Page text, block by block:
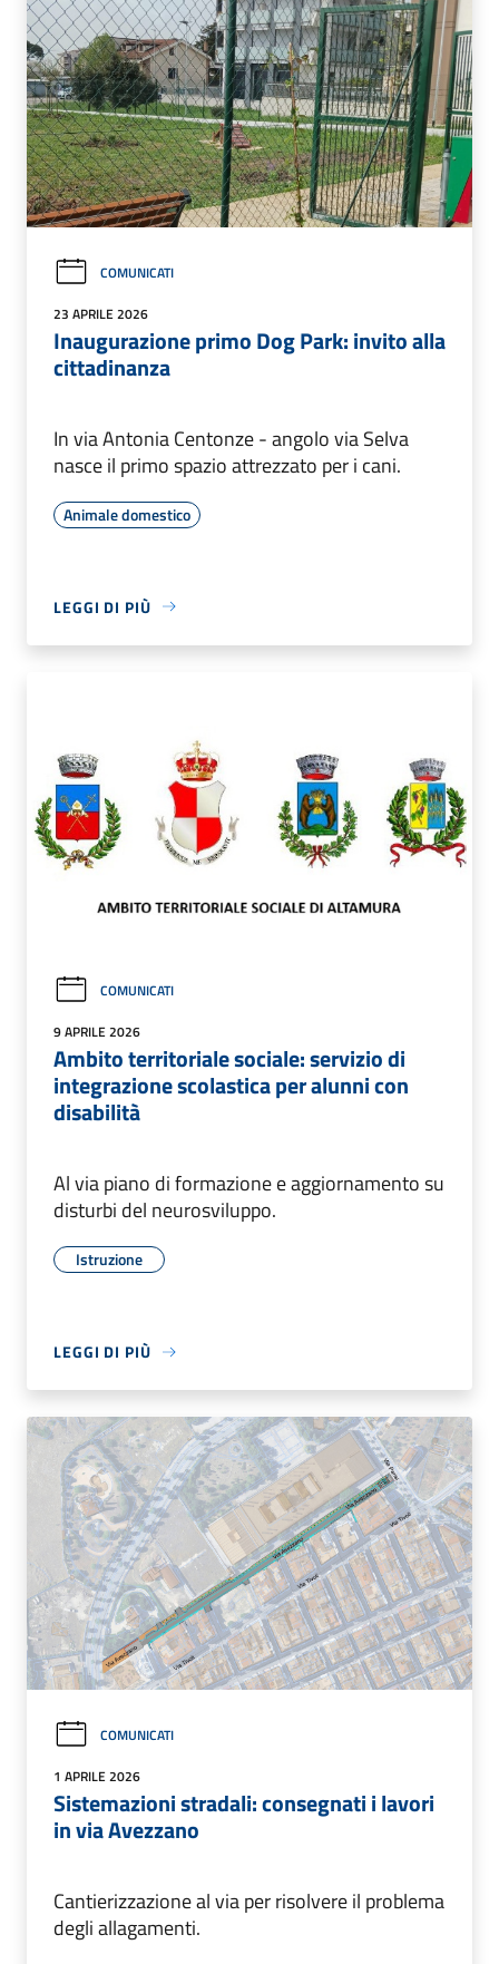
COMUNICATI
23 APRILE 2026
Inaugurazione primo Dog Park: invito alla
cittadinanza
In via Antonia Centonze - angolo via Selva
nasce il primo spazio attrezzato per i cani.
Animale domestico
LEGGI DI PIÙ
COMUNICATI
9 APRILE 2026
Ambito territoriale sociale: servizio di
integrazione scolastica per alunni con
disabilità
Al via piano di formazione e aggiornamento su
disturbi del neurosviluppo.
Istruzione
LEGGI DI PIÙ
COMUNICATI
1 APRILE 2026
Sistemazioni stradali: consegnati i lavori
in via Avezzano
Cantierizzazione al via per risolvere il problema
degli allagamenti.